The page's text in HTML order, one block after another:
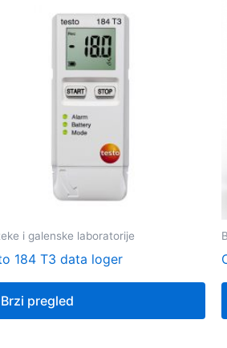
i galenske laboratorije
184 T3 data loger
Brzi pregled